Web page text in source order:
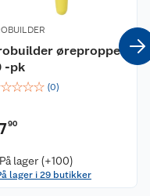
ørepropper
-pk
☆☆☆☆ (0)
90
På lager (+100)
lager i 29 butikker